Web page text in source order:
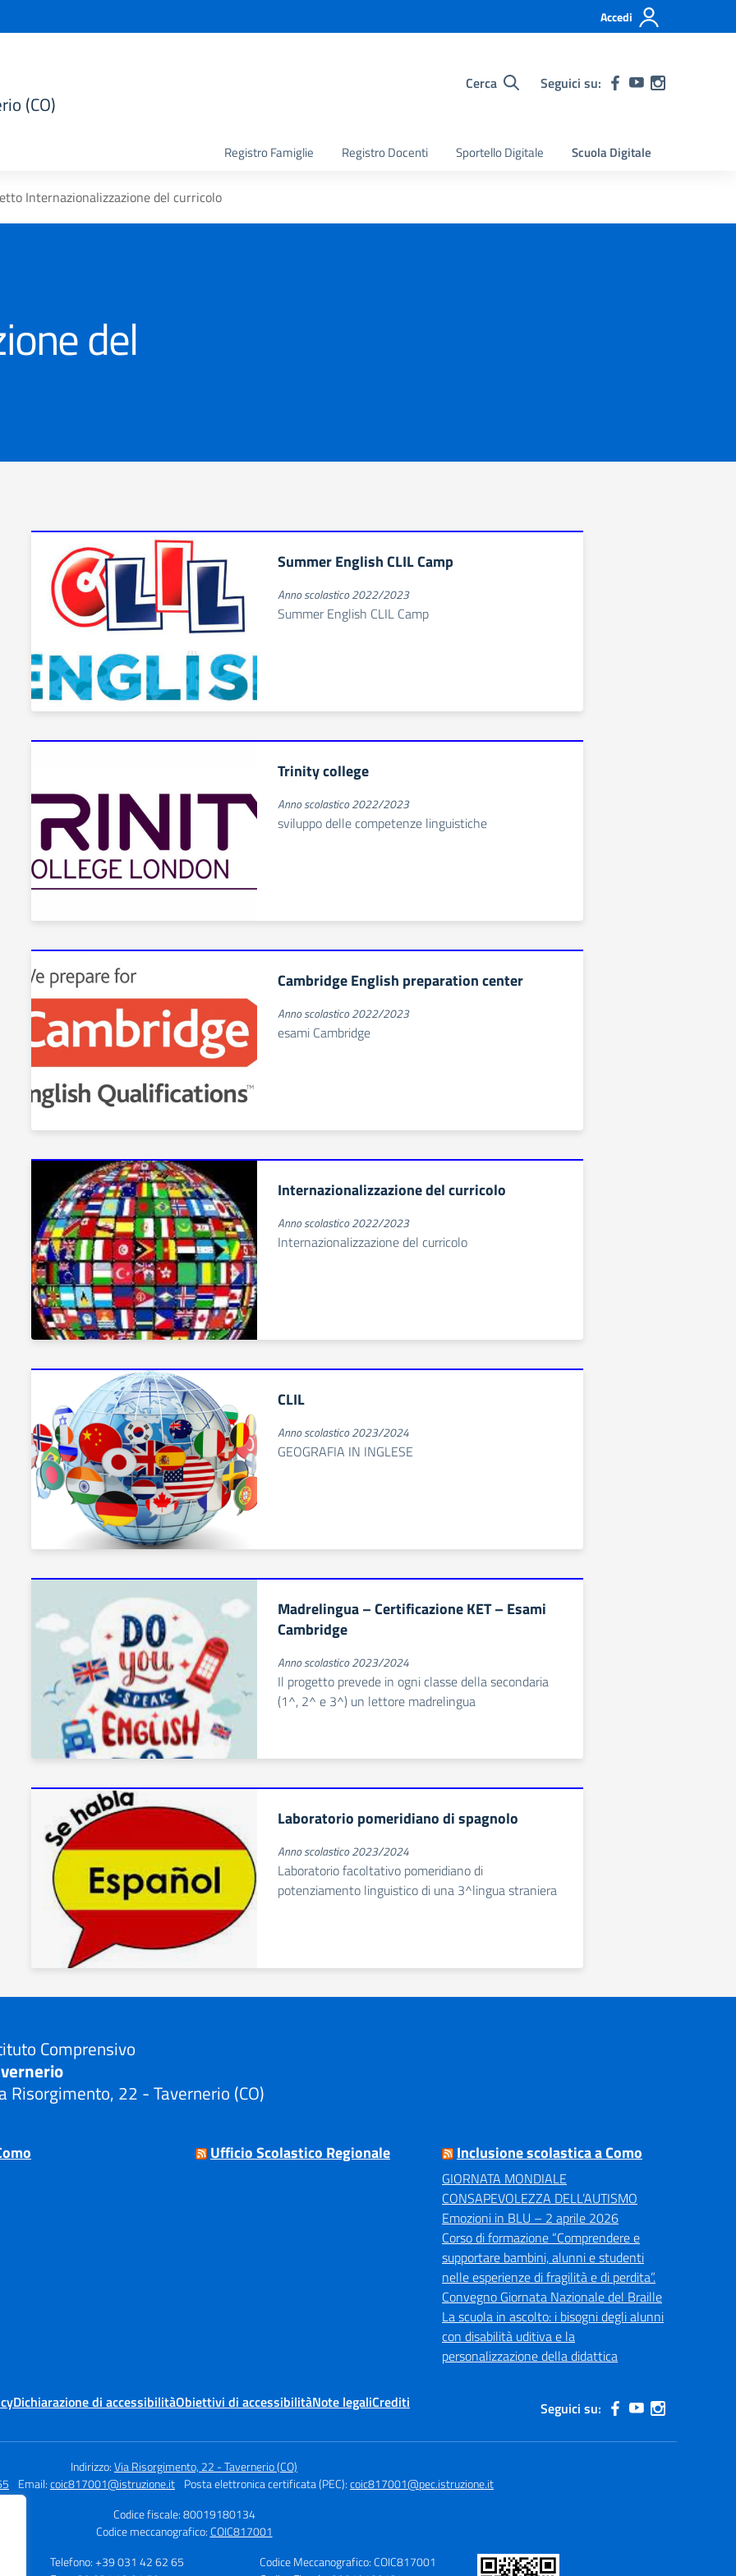
Accedi
(CO)
Cerca Seguici su:
Registro Famiglie Registro Docenti Sportello Digitale Scuola Digitale
Internazionalizzazione del curricolo
del
Summer English CLIL Camp
Anno scolastico 2022/2023
Summer English CLIL Camp
Trinity college
Anno scolastico 2022/2023
sviluppo delle competenze linguistiche
Cambridge English preparation center
Anno scolastico 2022/2023
esami Cambridge
Internazionalizzazione del curricolo
Anno scolastico 2022/2023
Internazionalizzazione del curricolo
CLIL
Anno scolastico 2023/2024
GEOGRAFIA IN INGLESE
Madrelingua – Certificazione KET – Esami
Cambridge
Anno scolastico 2023/2024
Il progetto prevede in ogni classe della secondaria
(1^, 2^ e 3^) un lettore madrelingua
Laboratorio pomeridiano di spagnolo
Anno scolastico 2023/2024
Laboratorio facoltativo pomeridiano di
potenziamento linguistico di una 3^lingua straniera
Comprensivo
Risorgimento, 22 - Tavernerio (CO)
Ufficio Scolastico Regionale Inclusione scolastica a Como
GIORNATA MONDIALE
CONSAPEVOLEZZA DELL’AUTISMO
Emozioni in BLU – 2 aprile 2026
Corso di formazione “Comprendere e
supportare bambini, alunni e studenti
nelle esperienze di fragilità e di perdita”.
Convegno Giornata Nazionale del Braille
La scuola in ascolto: i bisogni degli alunni
con disabilità uditiva e la
personalizzazione della didattica
Dichiarazione di accessibilitàObiettivi di accessibilitàNote legaliCrediti Seguici su:
Indirizzo:Via Risorgimento, 22 - Tavernerio (CO)
Email:coic817001@istruzione.it Posta elettronica certificata (PEC):coic817001@pec.istruzione.it
Codice fiscale: 80019180134
Codice meccanografico:COIC817001
Telefono: +39 031 42 62 65
Codice Meccanografico: COIC817001